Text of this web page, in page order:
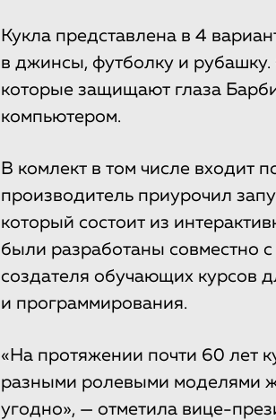
Кукла представлена в 4
в джинсы, футболку и
которые защищают глаза
компьютером.
В комлект в том числе входит
производитель приурочил
который состоит из
были разработаны совместно
создателя обучающих курсов
и программирования.
«На протяжении почти 60 лет
разными ролевыми моделями
угодно», — отметила вице-